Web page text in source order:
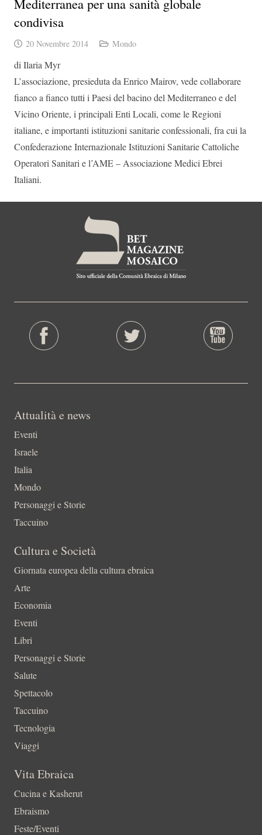
Mediterranea per una sanità globale
condivisa
20 Novembre 2014 Mondo
di Ilaria Myr
L’associazione, presieduta da Enrico Mairov, vede collaborare
fianco a fianco tutti i Paesi del bacino del Mediterraneo e del
Vicino Oriente, i principali Enti Locali, come le Regioni
italiane, e importanti istituzioni sanitarie confessionali, fra cui la
Confederazione Internazionale Istituzioni Sanitarie Cattoliche
Operatori Sanitari e l’AME – Associazione Medici Ebrei
Italiani.
Attualità e news
Eventi
Israele
Italia
Mondo
Personaggi e Storie
Taccuino
Cultura e Società
Giornata europea della cultura ebraica
Arte
Economia
Eventi
Libri
Personaggi e Storie
Salute
Spettacolo
Taccuino
Tecnologia
Viaggi
Vita Ebraica
Cucina e Kasherut
Ebraismo
Feste/Eventi